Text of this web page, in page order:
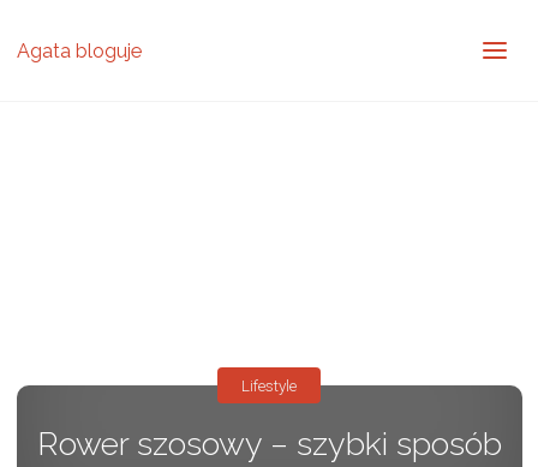
Agata bloguje
Rower szosowy – szybki sposób
Lifestyle